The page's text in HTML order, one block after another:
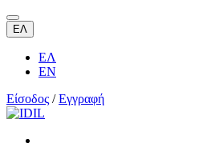
ΕΛ
ΕΛ
EN
Είσοδος /Εγγραφή